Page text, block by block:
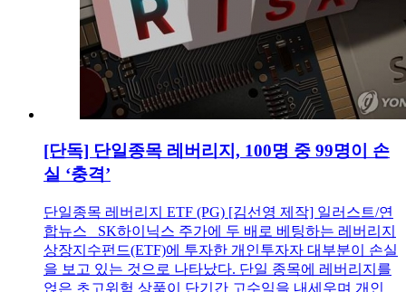
[단독] 단일종목 레버리지, 100명 중 99명이 손
실 ‘충격’
단일종목 레버리지 ETF (PG) [김선영 제작] 일러스트/연
합뉴스 SK하이닉스 주가에 두 배로 베팅하는 레버리지
상장지수펀드(ETF)에 투자한 개인투자자 대부분이 손실
을 보고 있는 것으로 나타났다. 단일 종목에 레버리지를
얹은 초고위험 상품이 단기간 고수익을 내세우며 개인